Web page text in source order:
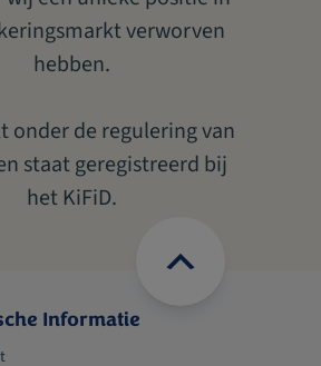
verworven
hebben.
onder de regulering van
staat geregistreerd bij
het KiFiD.
Informatie